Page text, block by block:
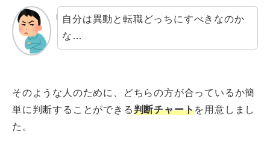
自分は異動と転職どっちにすべきなのか
な…
そのような人のために、どちらの方が合っているか簡
単に判断することができる判断チャートを用意しまし
た。